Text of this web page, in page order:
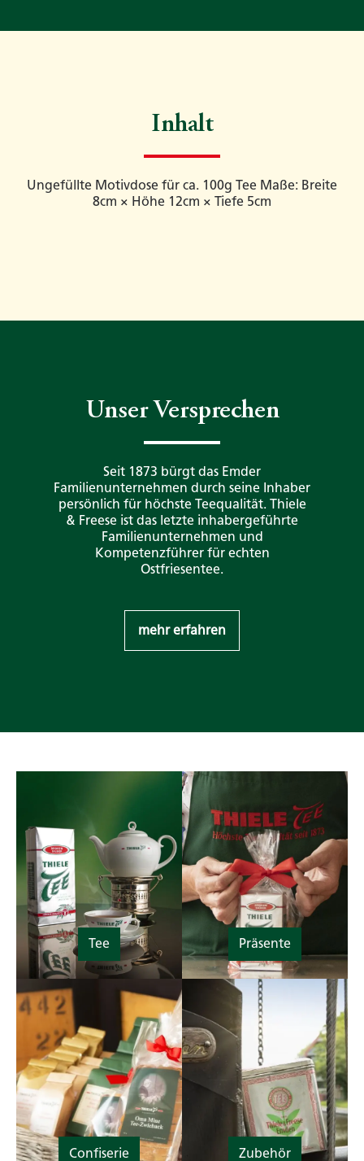
Inhalt
Ungefüllte Motivdose für ca. 100g Tee Maße: Breite
8cm × Höhe 12cm × Tiefe 5cm
Unser Versprechen
Seit 1873 bürgt das Emder
Familienunternehmen durch seine Inhaber
persönlich für höchste Teequalität. Thiele
& Freese ist das letzte inhabergeführte
Familienunternehmen und
Kompetenzführer für echten
Ostfriesentee.
mehr erfahren
Tee Präsente
Confiserie Zubehör